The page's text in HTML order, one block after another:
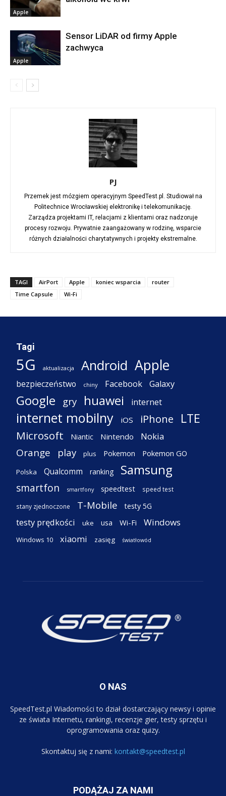
Apple
Apple
Sensor LiDAR od firmy Apple
zachwyca
PJ
Przemek jest mózgiem operacyjnym SpeedTest.pl. Studiował na
Politechnice Wrocławskiej elektronikę i telekomunikację.
Zarządza projektami IT, relacjami z klientami oraz nadzoruje
procesy rozwoju. Prywatnie zaangażowany w rodzinę, wsparcie
różnych działalności charytatywnych i projekty ekstremalne.
TAGI AirPort Apple koniec wsparcia
router
Time Capsule
Wi-Fi
Tagi
5G aktualizacja Android Apple
bezpieczeństwo chiny Facebook Galaxy
Google gry huawei internet
internet mobilny iOS iPhone LTE
Microsoft Niantic Nintendo Nokia
Orange play plus Pokemon Pokemon GO
Polska Qualcomm ranking Samsung
smartfon smartfony speedtest speed test
stany zjednoczone T-Mobile testy 5G
testy prędkości uke usa Wi-Fi Windows
Windows 10 xiaomi zasięg światłowód
O NAS
SpeedTest.pl Wiadomości to dział dostarczający newsy i opinie
ze świata Internetu, rankingi, recenzje gier, testy sprzętu i
oprogramowania oraz quizy.
Skontaktuj się z nami: kontakt@speedtest.pl
PODĄŻAJ ZA NAMI